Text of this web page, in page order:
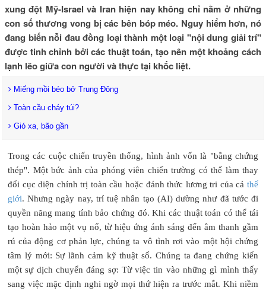
xung đột Mỹ-Israel và Iran hiện nay không chỉ nằm ở những
con số thương vong bị các bên bóp méo. Nguy hiểm hơn, nó
đang biến nỗi đau đồng loại thành một loại "nội dung giải trí"
được tinh chỉnh bởi các thuật toán, tạo nên một khoảng cách
lạnh lẽo giữa con người và thực tại khốc liệt.
Miếng mồi béo bở Trung Đông
Toàn cầu cháy túi?
Gió xa, bão gần
Trong các cuộc chiến truyền thống, hình ảnh vốn là "bằng chứng
thép". Một bức ảnh của phóng viên chiến trường có thể làm thay
đổi cục diện chính trị toàn cầu hoặc đánh thức lương tri của cả thế
giới. Nhưng ngày nay, trí tuệ nhân tạo (AI) dường như đã tước đi
quyền năng mang tính bảo chứng đó. Khi các thuật toán có thể tái
tạo hoàn hảo một vụ nổ, từ hiệu ứng ánh sáng đến âm thanh gầm
rú của động cơ phản lực, chúng ta vô tình rơi vào một hội chứng
tâm lý mới: Sự lãnh cảm kỹ thuật số. Chúng ta đang chứng kiến
một sự dịch chuyển đáng sợ: Từ việc tin vào những gì mình thấy
sang việc mặc định nghi ngờ mọi thứ hiện ra trước mắt. Khi niềm